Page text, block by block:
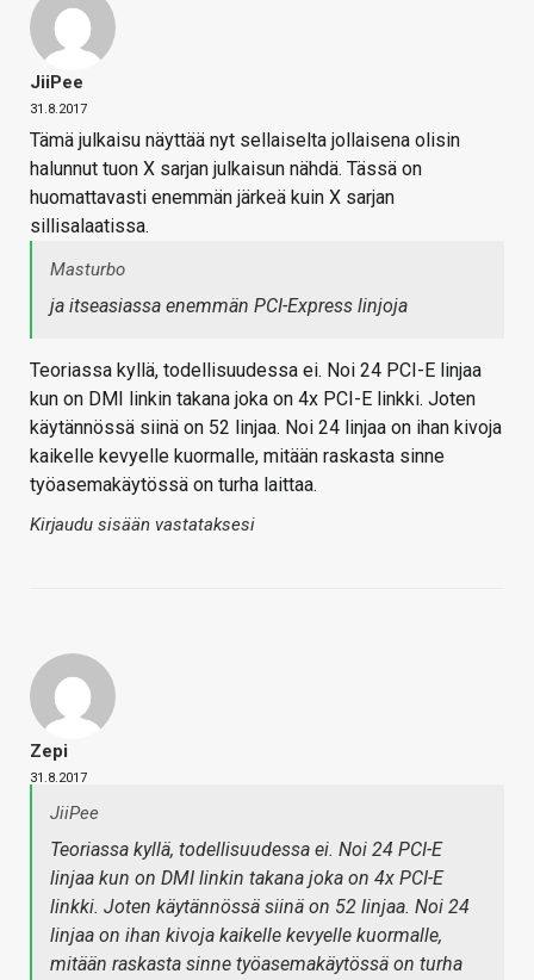
JiiPee
31.8.2017
Tämä julkaisu näyttää nyt sellaiselta jollaisena olisin
halunnut tuon X sarjan julkaisun nähdä. Tässä on
huomattavasti enemmän järkeä kuin X sarjan
sillisalaatissa.
Masturbo
ja itseasiassa enemmän PCI-Express linjoja
Teoriassa kyllä, todellisuudessa ei. Noi 24 PCI-E linjaa
kun on DMI linkin takana joka on 4x PCI-E linkki. Joten
käytännössä siinä on 52 linjaa. Noi 24 linjaa on ihan kivoja
kaikelle kevyelle kuormalle, mitään raskasta sinne
työasemakäytössä on turha laittaa.
Kirjaudu sisään vastataksesi
Zepi
31.8.2017
JiiPee
Teoriassa kyllä, todellisuudessa ei. Noi 24 PCI-E
linjaa kun on DMI linkin takana joka on 4x PCI-E
linkki. Joten käytännössä siinä on 52 linjaa. Noi 24
linjaa on ihan kivoja kaikelle kevyelle kuormalle,
mitään raskasta sinne työasemakäytössä on turha